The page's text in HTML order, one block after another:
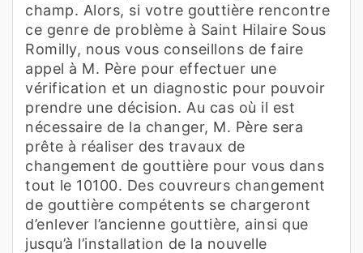
champ. Alors, si votre gouttière rencontre
ce genre de problème à Saint Hilaire Sous
Romilly, nous vous conseillons de faire
appel à M. Père pour effectuer une
vérification et un diagnostic pour pouvoir
prendre une décision. Au cas où il est
nécessaire de la changer, M. Père sera
prête à réaliser des travaux de
changement de gouttière pour vous dans
tout le 10100. Des couvreurs changement
de gouttière compétents se chargeront
d’enlever l’ancienne gouttière, ainsi que
jusqu’à l’installation de la nouvelle